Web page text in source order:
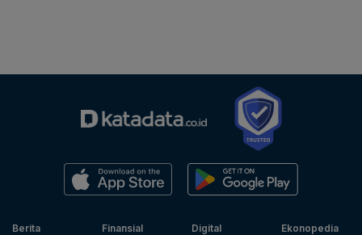
Berita
Finansial
Digital
Ekonopedia